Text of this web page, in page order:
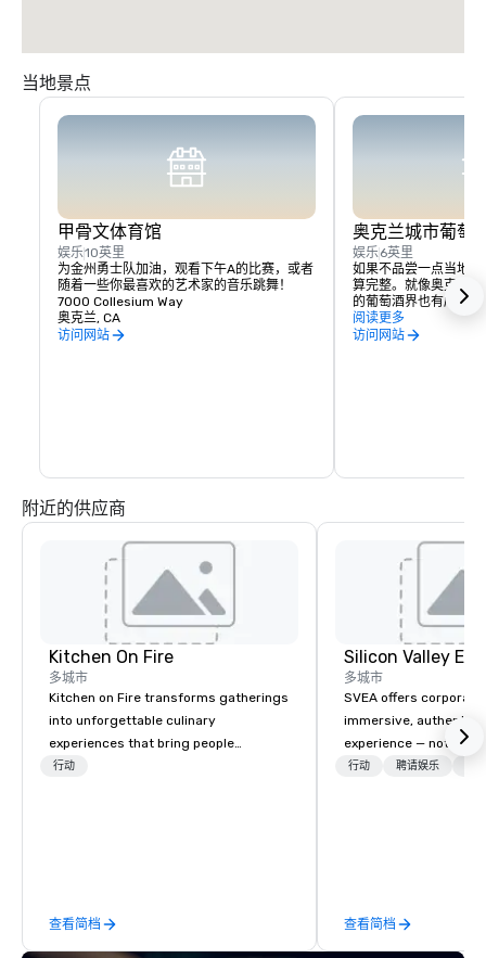
当地景点
甲骨文体育馆
娱乐10英里
为金州勇士队加油，观看下午A的比赛，或者
随着一些你最喜欢的艺术家的音乐跳舞！
7000 Collesium Way
奥克兰, CA
访问网站
奥克兰城市葡萄
娱乐6英里
如果不品尝一点当地
算完整。就像奥克兰
的葡萄酒界也有所不
位于经过翻修的仓库
量是首屈一指的。离
阅读更多
访问网站
附近的供应商
Kitchen On Fire
多城市
Kitchen on Fire transforms gatherings
into unforgettable culinary
experiences that bring people
together. Since 2005, we've
instructors guide participants
through collaborative cooking
行动
查看简档
多城市
SVEA offers
immersive, authentic
experience — not a
transformation. We
offsites. Whether
think like a Silicon
行动 聘请娱乐
查看简档